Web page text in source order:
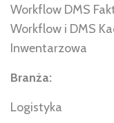
Workflow DMS
Workflow i DMS
Inwentarzowa
Branża:
Logistyka